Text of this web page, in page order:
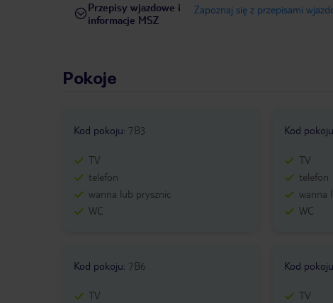
Przepisy wjazdowe i
informacje MSZ
Zapoznaj się z przepisami
Pokoje
Kod pokoju: 7B3
TV
telefon
wanna lub prysznic
WC
Kod pokoju
TV
telefon
wanna
WC
Kod pokoju: 7B6
TV
Kod pokoju
TV